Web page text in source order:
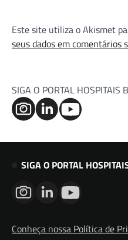
Este site utiliza o Akismet
seus dados em comentários
SIGA O PORTAL HOSPITAIS
SIGA O PORTAL
Conheça nossa Política de